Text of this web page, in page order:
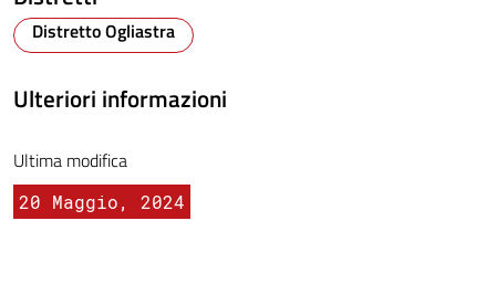
Distretto Ogliastra
Ulteriori informazioni
Ultima modifica
20 Maggio, 2024